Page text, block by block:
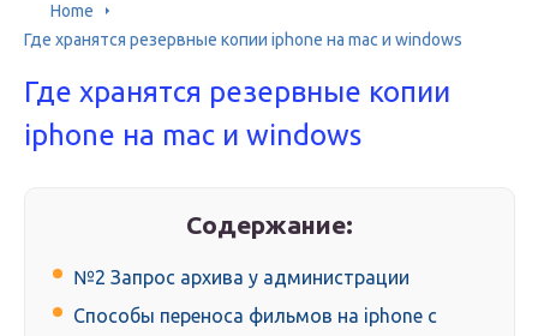
Home
Где хранятся резервные копии iphone на mac и windows
Где хранятся резервные копии
iphone на mac и windows
Содержание:
№2 Запрос архива у администрации
Способы переноса фильмов на iphone с